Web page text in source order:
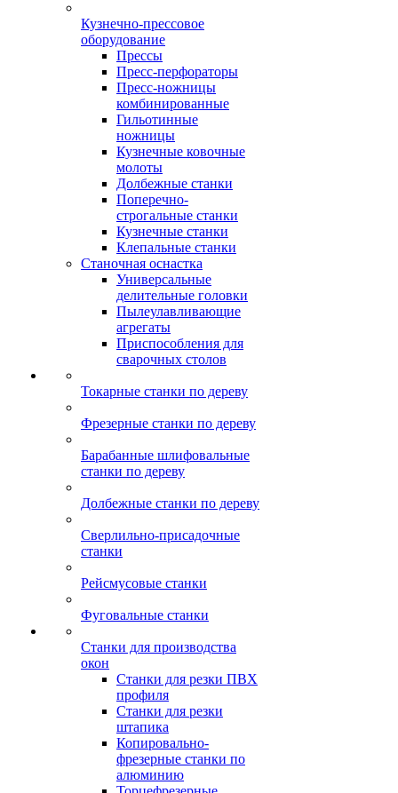
Кузнечно-прессовое
оборудование
Прессы
Пресс-перфораторы
Пресс-ножницы
комбинированные
Гильотинные
ножницы
Кузнечные ковочные
молоты
Долбежные станки
Поперечно-
строгальные станки
Кузнечные станки
Клепальные станки
Станочная оснастка
Универсальные
делительные головки
Пылеулавливающие
агрегаты
Приспособления для
сварочных столов
Токарные станки по дереву
Фрезерные станки по дереву
Барабанные шлифовальные
станки по дереву
Долбежные станки по дереву
Сверлильно-присадочные
станки
Рейсмусовые станки
Фуговальные станки
Станки для производства
окон
Станки для резки ПВХ
профиля
Станки для резки
штапика
Копировально-
фрезерные станки по
алюминию